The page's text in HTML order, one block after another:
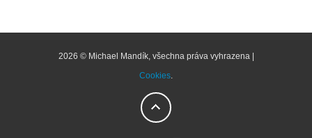
2026 © Michael Mandík, všechna práva vyhrazena |
Cookies.